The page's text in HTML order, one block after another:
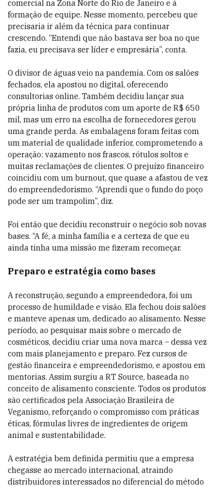
comercial na Zona Norte do Rio de Janeiro e à
formação de equipe. Nesse momento, percebeu que
precisaria ir além da técnica para continuar
crescendo. “Entendi que não bastava ser boa no que
fazia, eu precisava ser líder e empresária”, conta.
O divisor de águas veio na pandemia. Com os salões
fechados, ela apostou no digital, oferecendo
consultorias online. Também decidiu lançar sua
própria linha de produtos com um aporte de R$ 650
mil, mas um erro na escolha de fornecedores gerou
uma grande perda. As embalagens foram feitas com
um material de qualidade inferior, comprometendo a
operação: vazamento nos frascos, rótulos soltos e
muitas reclamações de clientes. O prejuízo financeiro
coincidiu com um burnout, que quase a afastou de vez
do empreendedorismo. “Aprendi que o fundo do poço
pode ser um trampolim”, diz.
Foi então que decidiu reconstruir o negócio sob novas
bases. “A fé, a minha família e a certeza de que eu
ainda tinha uma missão me fizeram recomeçar.
Preparo e estratégia como bases
A reconstrução, segundo a empreendedora, foi um
processo de humildade e visão. Ela fechou dois salões
e manteve apenas um, dedicado ao alisamento. Nesse
período, ao pesquisar mais sobre o mercado de
cosméticos, decidiu criar uma nova marca – dessa vez
com mais planejamento e preparo. Fez cursos de
gestão financeira e empreendedorismo, e apostou em
mentorias. Assim surgiu a RT Source, baseada no
conceito de alisamento consciente. Todos os produtos
são certificados pela Associação Brasileira de
Veganismo, reforçando o compromisso com práticas
éticas, fórmulas livres de ingredientes de origem
animal e sustentabilidade.
A estratégia bem definida permitiu que a empresa
chegasse ao mercado internacional, atraindo
distribuidores interessados no diferencial do método